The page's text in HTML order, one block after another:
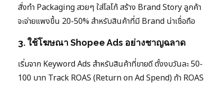
สั่งทำ Packaging สวยๆ ใส่โลโก้ สร้าง Brand Story ลูกค้า
จะจ่ายแพงขึ้น 20-50% สำหรับสินค้าที่มี Brand น่าเชื่อถือ
3. ใช้โฆษณา Shopee Ads อย่างชาญฉลาด
เริ่มจาก Keyword Ads สำหรับสินค้าที่ขายดี ตั้งงบวันละ 50-
100 บาท Track ROAS (Return on Ad Spend) ถ้า ROAS